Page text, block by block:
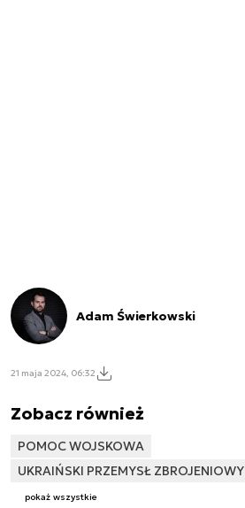
Adam Świerkowski
21 maja 2024, 06:32
Zobacz również
POMOC WOJSKOWA
UKRAIŃSKI PRZEMYSŁ ZBROJENIOWY
pokaż wszystkie